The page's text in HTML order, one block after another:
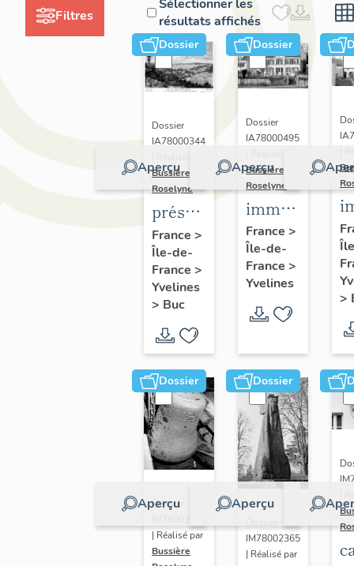
Filtres
Sélectionner les
résultats affichés
Dossier
Aperçu
Dossier
IA78000344
Bussière
Roselyne
présentation
de la
commune
de Buc
France >
Île-de-
France >
Yvelines
> Buc
Dossier
Aperçu
Dossier
IA78000495
Bussière
Roselyne
immeubles,
maisons,
fermes
France >
Île-de-
France >
Yvelines
>
Dossier
Aperçu
Dossier
| Réalisé par
Bussière
Dossier
Aperçu
IM78002365
| Réalisé par